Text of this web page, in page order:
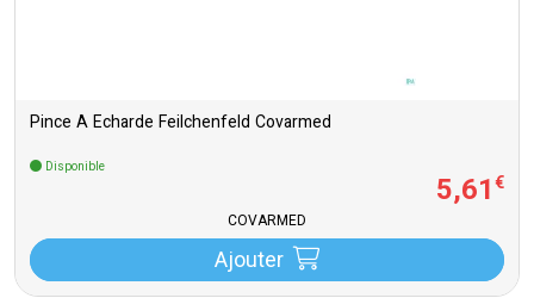
Pince A Echarde Feilchenfeld Covarmed
Disponible
5,61€
COVARMED
Ajouter